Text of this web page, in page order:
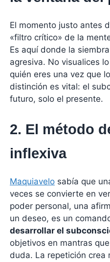
El momento justo antes
«filtro crítico» de la
Es aquí donde la
agresiva. No visualices
quién eres una vez que
distinción es vital: el
futuro, solo el presente.
2. El método
inflexiva
Maquiavelo sabía que
veces se convierte en
poder personal, una
un deseo, es un
desarrollar el
objetivos en mantras
duda. La repetición crea